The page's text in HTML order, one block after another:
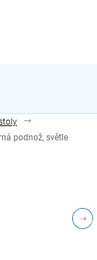
podnož, světle